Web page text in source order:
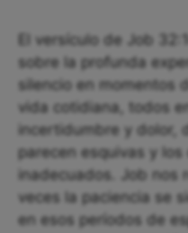
El versículo de Job
sobre la profunda
silencio en momentos
vida cotidiana, todos
incertidumbre y dolor,
parecen esquivas y los
inadecuados. Job nos
veces la paciencia se
en esos períodos de